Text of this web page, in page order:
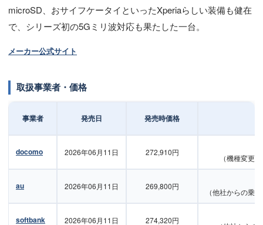
microSD、おサイフケータイといったXperiaらしい装備も健在
で、シリーズ初の5Gミリ波対応も果たした一台。
メーカー公式サイト
取扱事業者・価格
事業者 発売日 発売時価格
docomo 2026年06月11日 272,910円
（機種変更
au 2026年06月11日 269,800円
（他社からの乗
softbank 2026年06月11日 274,320円